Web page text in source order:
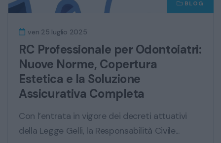
BLOG
ven 25 luglio 2025
RC Professionale per Odontoiatri:
Nuove Norme, Copertura
Estetica e la Soluzione
Assicurativa Completa
Con l’entrata in vigore dei decreti attuativi
della Legge Gelli, la Responsabilità Civile...